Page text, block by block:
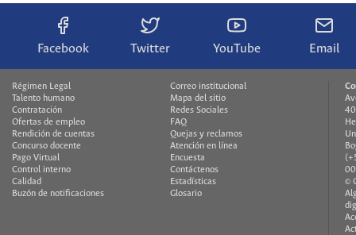
Facebook Twitter YouTube Email
Régimen Legal
Talento humano
Contratación
Ofertas de empleo
Rendición de cuentas
Concurso docente
Pago Virtual
Control interno
Calidad
Buzón de notificaciones
Correo institucional
Mapa del sitio
Redes Sociales
FAQ
Quejas y reclamos
Atención en línea
Encuesta
Contáctenos
Estadísticas
Glosario
©